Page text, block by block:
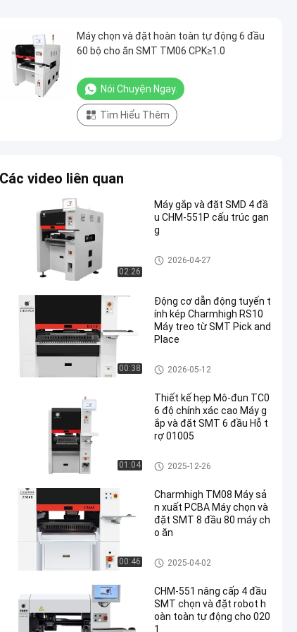
Máy chọn và đặt hoàn toàn tự động 6 đầu
60 bộ cho ăn SMT TM06 CPK≥1.0
Nói Chuyện Ngay.
Tìm Hiểu Thêm
Các video liên quan
02:26
Máy gắp và đặt SMD 4 đầ
u CHM-551P cấu trúc gan
g
Máy móc và đặt máy móc
2026-04-27
00:38
Động cơ dẫn động tuyến t
ính kép Charmhigh RS10
Máy treo từ SMT Pick and
Place
Máy móc và đặt máy móc
2026-05-12
01:04
Thiết kế hẹp Mô-đun TC0
6 độ chính xác cao Máy g
ắp và đặt SMT 6 đầu Hỗ t
rợ 01005
Máy móc và đặt máy móc
2025-12-26
00:46
Charmhigh TM08 Máy sả
n xuất PCBA Máy chọn và
đặt SMT 8 đầu 80 máy ch
o ăn
Máy móc và đặt máy móc
2025-04-02
CHM-551 nâng cấp 4 đầu
SMT chọn và đặt robot h
oàn toàn tự động cho 020
1